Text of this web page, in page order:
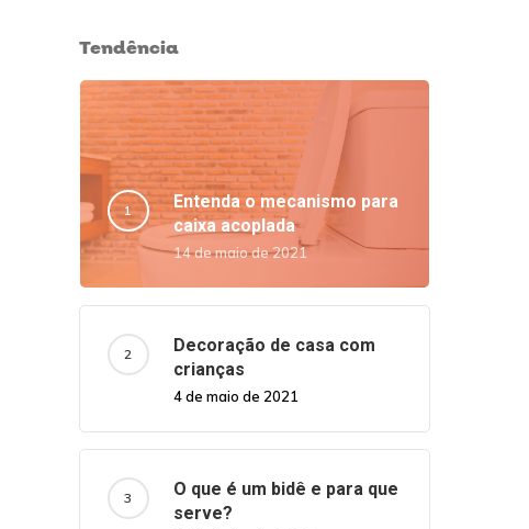
Tendência
Entenda o mecanismo para
caixa acoplada
14 de maio de 2021
Decoração de casa com
crianças
4 de maio de 2021
O que é um bidê e para que
serve?